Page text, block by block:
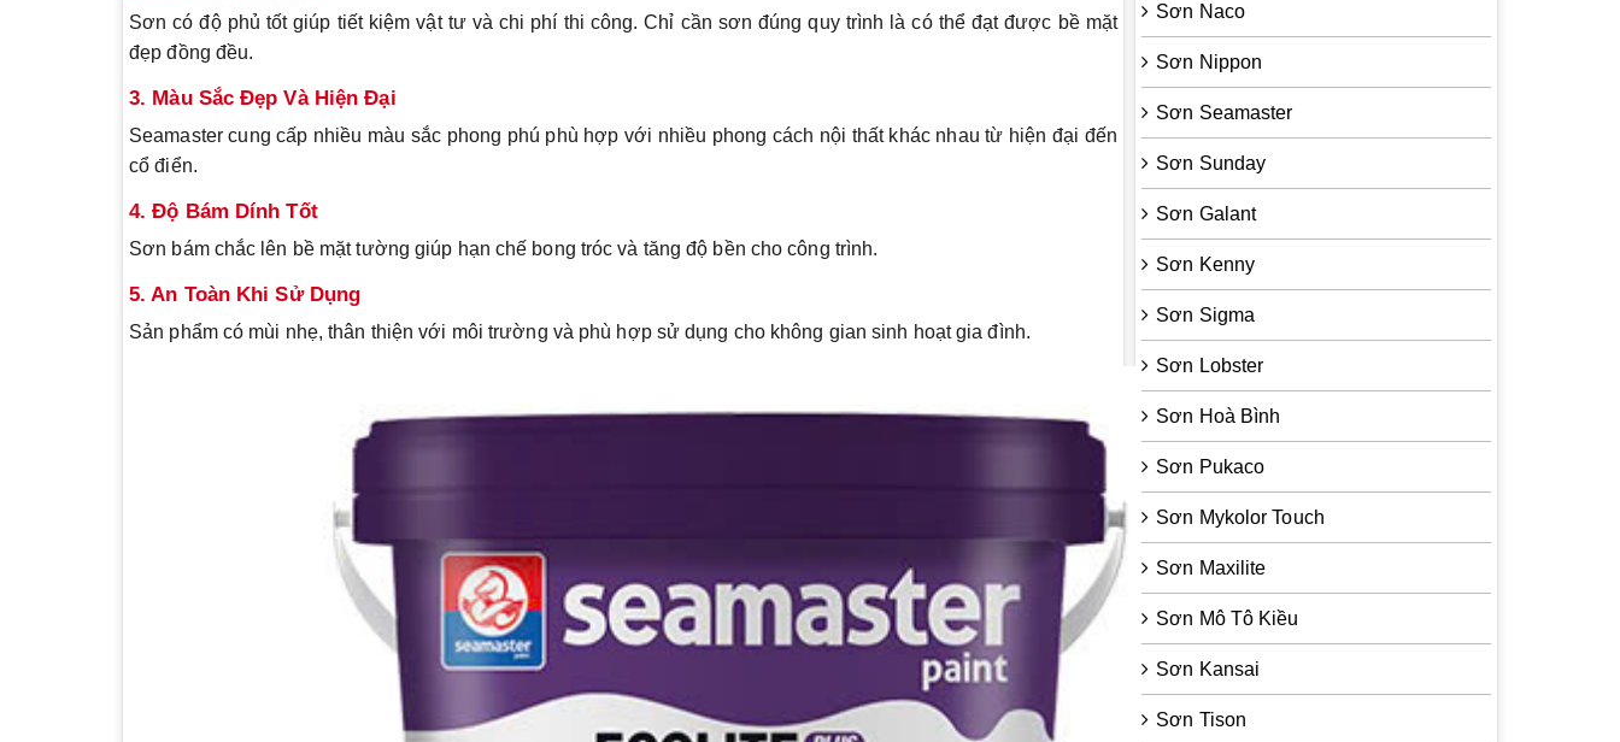
Sơn có độ phủ tốt giúp tiết kiệm vật tư và chi phí thi công. Chỉ cần sơn đúng quy trình là có thể đạt được bề mặt
đẹp đồng đều.
3. Màu Sắc Đẹp Và Hiện Đại
Seamaster cung cấp nhiều màu sắc phong phú phù hợp với nhiều phong cách nội thất khác nhau từ hiện đại đến
cổ điển.
4. Độ Bám Dính Tốt
Sơn bám chắc lên bề mặt tường giúp hạn chế bong tróc và tăng độ bền cho công trình.
5. An Toàn Khi Sử Dụng
Sản phẩm có mùi nhẹ, thân thiện với môi trường và phù hợp sử dụng cho không gian sinh hoạt gia đình.
Sơn Naco
Sơn Nippon
Sơn Seamaster
Sơn Sunday
Sơn Galant
Sơn Kenny
Sơn Sigma
Sơn Lobster
Sơn Hoà Bình
Sơn Pukaco
Sơn Mykolor Touch
Sơn Maxilite
Sơn Mô Tô Kiều
Sơn Kansai
Sơn Tison